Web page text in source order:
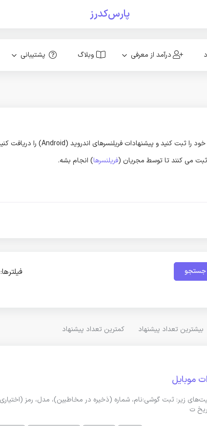
پارس‌کدرز
درآمد از معرفی وبلاگ پشتیبانی
ثبت می کنند تا توسط مجریان (فریلنسرها) انجام بشه.
جستجو
بیشترین تعداد پیشنهاد کمترین تعداد پیشنهاد
موبایل
زیر: ثبت گوشی:نام، شماره (ذخیره در مخاطبین)، مدل، رمز
ت